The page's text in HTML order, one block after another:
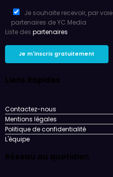
Je souhaite recevoir, par
partenaires de YC Media
Liste des partenaires
Liens Rapides
Contactez-nous
Mentions légales
Politique de confidentialité
L'équipe
Réseau au quotidien